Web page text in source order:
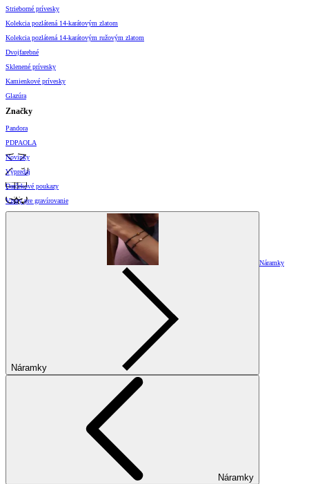
Strieborné prívesky
Kolekcia pozlátená 14-karátovým zlatom
Kolekcia pozlátená 14-karátovým ružovým zlatom
Dvojfarebné
Sklenené prívesky
Kamienkové prívesky
Glazúra
Značky
Pandora
PDPAOLA
Novinky
Výpredaj
Darčekové poukazy
Vzory pre gravírovanie
Náramky
Náramky
Náramky